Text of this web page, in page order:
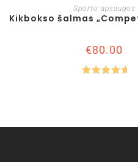
Į KREPŠELĮ
Sporto apsaugos
Kikbokso šalmas
€80.00